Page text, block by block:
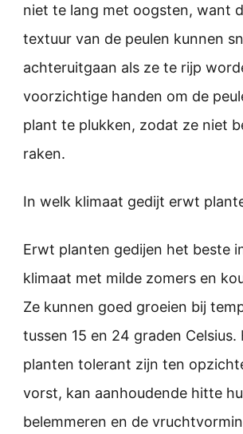
niet te lang met oogsten, want
textuur van de peulen kunnen
achteruitgaan als ze te rijp
voorzichtige handen om de
plant te plukken, zodat ze niet
raken.
In welk klimaat gedijt erwt
Erwt planten gedijen het beste
klimaat met milde zomers en
Ze kunnen goed groeien bij
tussen 15 en 24 graden
planten tolerant zijn ten
vorst, kan aanhoudende hitte
belemmeren en de